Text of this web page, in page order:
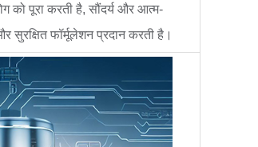
को पूरा करती है, सौंदर्य और आत्म-
सुरक्षित फॉर्मूलेशन प्रदान करती है।